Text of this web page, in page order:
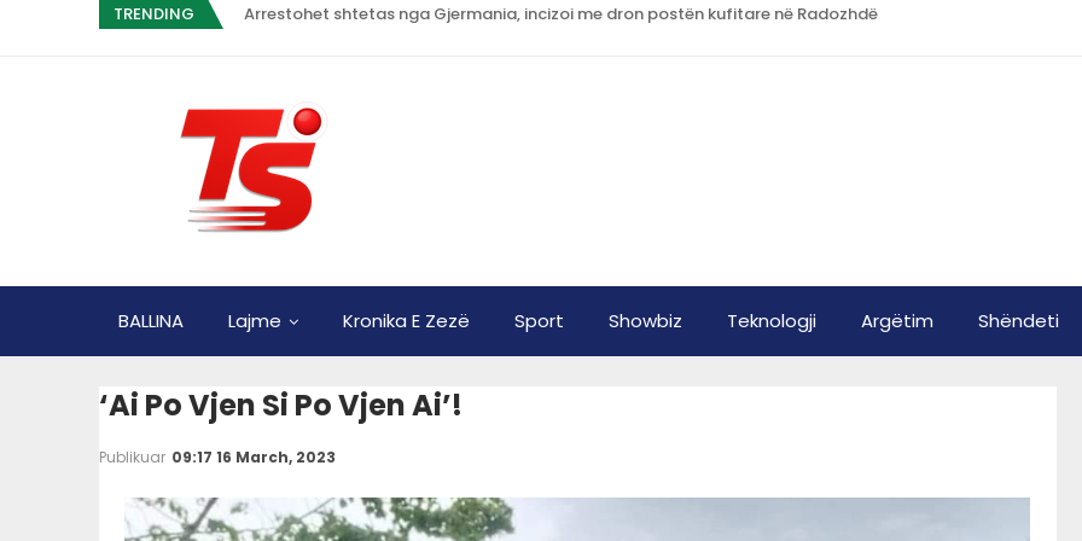
TRENDING Arrestohet shtetas nga Gjermania, incizoi me dron postën kufitare në Radozhdë
BALLINA Lajme Kronika E Zezë Sport Showbiz Teknologji Argëtim Shëndeti
‘Ai Po Vjen Si Po Vjen Ai’!
Publikuar 09:17 16 March, 2023